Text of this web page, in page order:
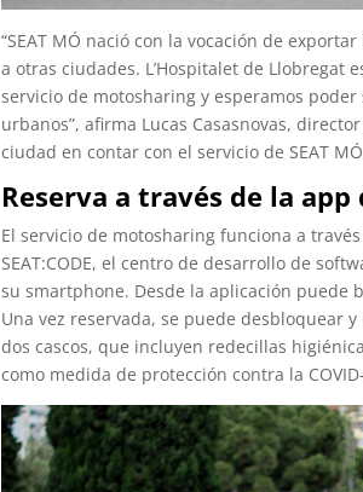
“SEAT MÓ nació con la vocación de
a otras ciudades. L’Hospitalet de
servicio de motosharing y esperamos
urbanos”, afirma Lucas Casasnovas,
ciudad en contar con el servicio de SEAT
Reserva a través de la app
El servicio de motosharing funciona a
SEAT:CODE, el centro de desarrollo de
su smartphone. Desde la aplicación puede
Una vez reservada, se puede desbloquear
dos cascos, que incluyen redecillas
como medida de protección contra la